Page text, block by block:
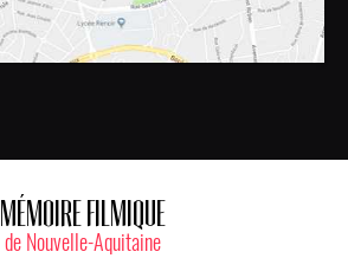
MÉMOIRE FILMIQUE
de Nouvelle-Aquitaine